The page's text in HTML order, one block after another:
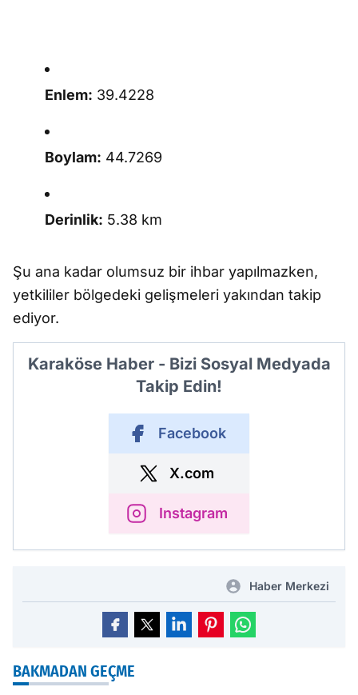
Enlem: 39.4228
Boylam: 44.7269
Derinlik: 5.38 km
Şu ana kadar olumsuz bir ihbar yapılmazken,
yetkililer bölgedeki gelişmeleri yakından takip
ediyor.
Karaköse Haber - Bizi Sosyal Medyada
Takip Edin!
Facebook
X.com
Instagram
Haber Merkezi
BAKMADAN GEÇME